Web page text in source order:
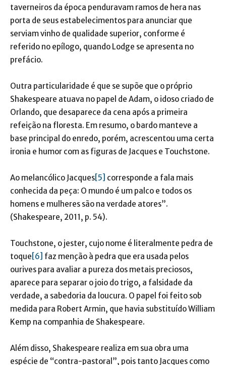
taverneiros da época penduravam ramos de hera nas
porta de seus estabelecimentos para anunciar que
serviam vinho de qualidade superior, conforme é
referido no epílogo, quando Lodge se apresenta no
prefácio.
Outra particularidade é que se supõe que o próprio
Shakespeare atuava no papel de Adam, o idoso criado de
Orlando, que desaparece da cena após a primeira
refeição na floresta. Em resumo, o bardo manteve a
base principal do enredo, porém, acrescentou uma certa
ironia e humor com as figuras de Jacques e Touchstone.
Ao melancólico Jacques [5] corresponde a fala mais
conhecida da peça: O mundo é um palco e todos os
homens e mulheres são na verdade atores”.
(Shakespeare, 2011, p. 54).
Touchstone, o jester, cujo nome é literalmente pedra de
toque [6] faz menção à pedra que era usada pelos
ourives para avaliar a pureza dos metais preciosos,
aparece para separar o joio do trigo, a falsidade da
verdade, a sabedoria da loucura. O papel foi feito sob
medida para Robert Armin, que havia substituído William
Kemp na companhia de Shakespeare.
Além disso, Shakespeare realiza em sua obra uma
espécie de “contra-pastoral”, pois tanto Jacques como